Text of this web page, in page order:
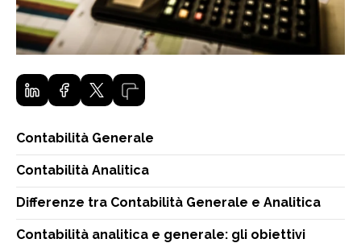
Contabilità Generale
Contabilità Analitica
Differenze tra Contabilità Generale e Analitica
Contabilità analitica e generale: gli obiettivi